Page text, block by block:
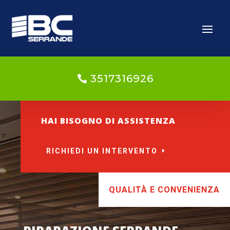
3517316926
HAI BISOGNO DI ASSISTENZA
RICHIEDI UN INTERVENTO
QUALITÀ E CONVENIENZA